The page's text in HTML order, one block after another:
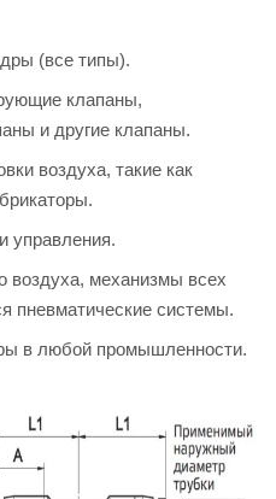
(все типы).
клапаны,
и другие клапаны.
воздуха, такие как
управления.
воздуха, механизмы всех
пневматические системы.
в любой промышленности.